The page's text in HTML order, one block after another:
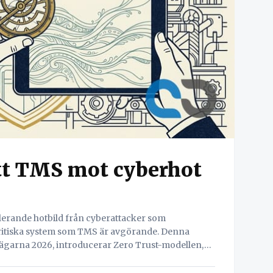
TMS mot cyberhot
hotbild från cyberattacker som
system som TMS är avgörande. Denna
2026, introducerar Zero Trust-modellen,